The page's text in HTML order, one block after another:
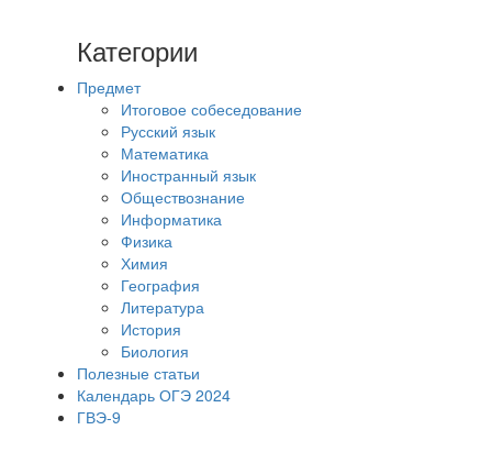
Категории
Предмет
Итоговое собеседование
Русский язык
Математика
Иностранный язык
Обществознание
Информатика
Физика
Химия
География
Литература
История
Биология
Полезные статьи
Календарь ОГЭ 2024
ГВЭ-9